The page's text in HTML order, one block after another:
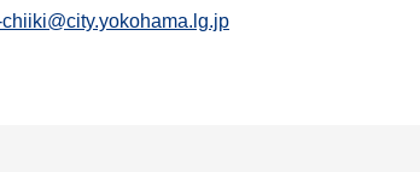
chiiki@city.yokohama.lg.jp